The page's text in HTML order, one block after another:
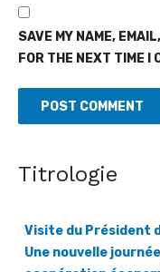
SAVE MY NAME,
FOR THE NEXT TIME I
Titrologie
Visite du Président
[Gabonews] Cette
la République, Chef de